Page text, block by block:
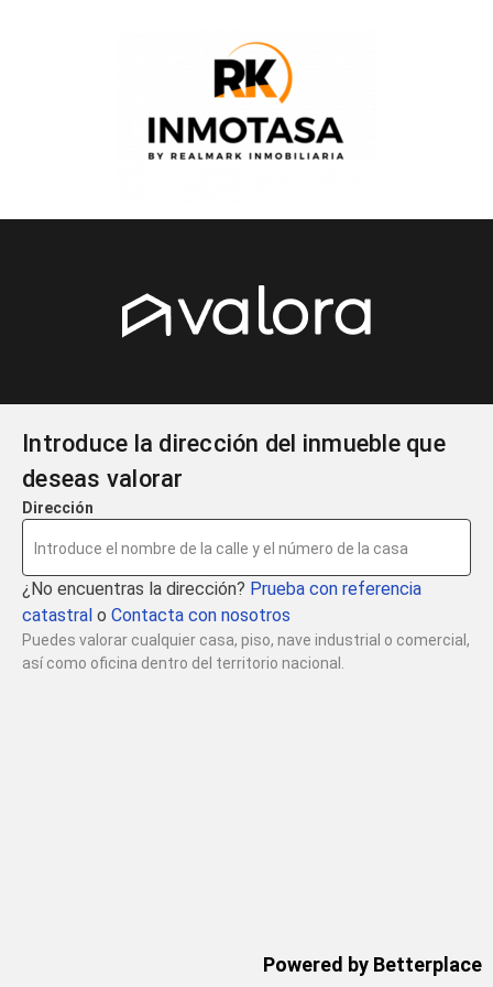
Introduce la dirección del inmueble que
deseas valorar
Dirección
Introduce el nombre de la calle y el número de la casa
¿No encuentras la dirección? Prueba con referencia
catastral o Contacta con nosotros
Puedes valorar cualquier casa, piso, nave industrial o comercial,
así como oficina dentro del territorio nacional.
Powered by Betterplace